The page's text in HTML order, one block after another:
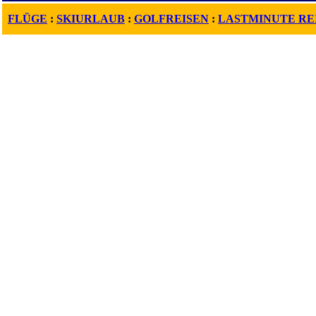
FLÜGE : SKIURLAUB : GOLFREISEN : LASTMINUTE